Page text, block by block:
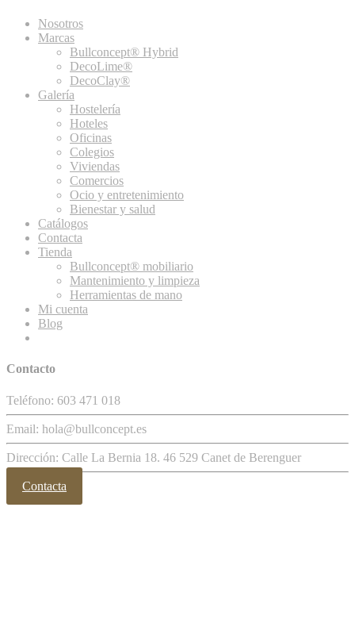
Nosotros
Marcas
Bullconcept® Hybrid
DecoLime®
DecoClay®
Galería
Hostelería
Hoteles
Oficinas
Colegios
Viviendas
Comercios
Ocio y entretenimiento
Bienestar y salud
Catálogos
Contacta
Tienda
Bullconcept® mobiliario
Mantenimiento y limpieza
Herramientas de mano
Mi cuenta
Blog
Contacto
Teléfono: 603 471 018
Email: hola@bullconcept.es
Dirección: Calle La Bernia 18. 46 529 Canet de Berenguer
Contacta